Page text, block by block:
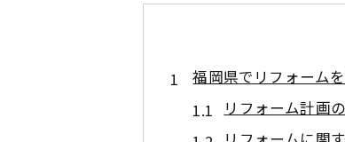
福岡県でリフォーム
リフォーム計画